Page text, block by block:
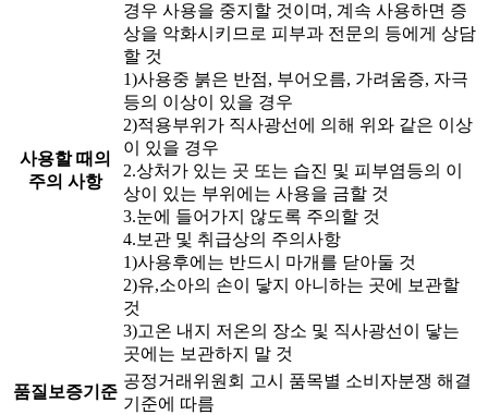
사용할 때의
주의 사항
경우 사용을 중지할 것이며, 계속 사용하면 증
상을 악화시키므로 피부과 전문의 등에게 상담
할 것
1)사용중 붉은 반점, 부어오름, 가려움증, 자극
등의 이상이 있을 경우
2)적용부위가 직사광선에 의해 위와 같은 이상
이 있을 경우
2.상처가 있는 곳 또는 습진 및 피부염등의 이
상이 있는 부위에는 사용을 금할 것
3.눈에 들어가지 않도록 주의할 것
4.보관 및 취급상의 주의사항
1)사용후에는 반드시 마개를 닫아둘 것
2)유,소아의 손이 닿지 아니하는 곳에 보관할
것
3)고온 내지 저온의 장소 및 직사광선이 닿는
곳에는 보관하지 말 것
품질보증기준
공정거래위원회 고시 품목별 소비자분쟁 해결
기준에 따름